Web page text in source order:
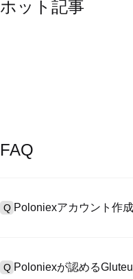
ホット記事
FAQ
Q Poloniexアカウント作
>「安全性」へ有効ID証明
Q Poloniexが認める